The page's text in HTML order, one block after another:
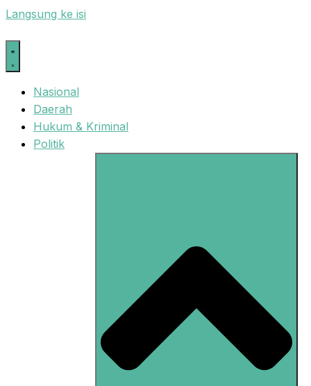
Langsung ke isi
Nasional
Daerah
Hukum & Kriminal
Politik